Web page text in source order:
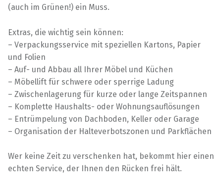
(auch im Grünen!) ein Muss.
Extras, die wichtig sein können:
– Verpackungsservice mit speziellen Kartons, Papier
und Folien
– Auf- und Abbau all Ihrer Möbel und Küchen
– Möbellift für schwere oder sperrige Ladung
– Zwischenlagerung für kurze oder lange Zeitspannen
– Komplette Haushalts- oder Wohnungsauflösungen
– Entrümpelung von Dachboden, Keller oder Garage
– Organisation der Halteverbotszonen und Parkflächen
Wer keine Zeit zu verschenken hat, bekommt hier einen
echten Service, der Ihnen den Rücken frei hält.